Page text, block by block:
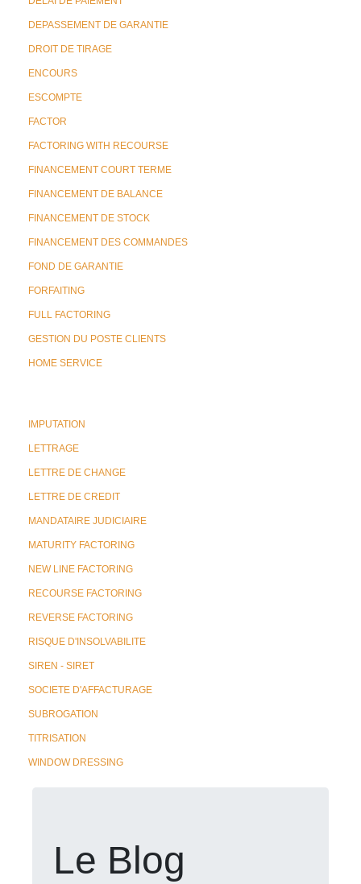
DEPASSEMENT DE GARANTIE
DROIT DE TIRAGE
ENCOURS
ESCOMPTE
FACTOR
FACTORING WITH RECOURSE
FINANCEMENT COURT TERME
FINANCEMENT DE BALANCE
FINANCEMENT DE STOCK
FINANCEMENT DES COMMANDES
FOND DE GARANTIE
FORFAITING
FULL FACTORING
GESTION DU POSTE CLIENTS
HOME SERVICE
IMPUTATION
LETTRAGE
LETTRE DE CHANGE
LETTRE DE CREDIT
MANDATAIRE JUDICIAIRE
MATURITY FACTORING
NEW LINE FACTORING
RECOURSE FACTORING
REVERSE FACTORING
RISQUE D'INSOLVABILITE
SIREN - SIRET
SOCIETE D'AFFACTURAGE
SUBROGATION
TITRISATION
WINDOW DRESSING
Le Blog